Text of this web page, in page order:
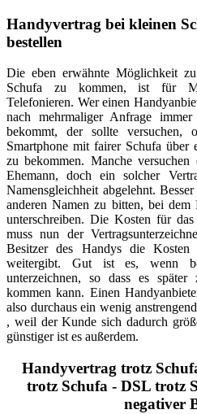
Handyvertrag bei kleinen
bestellen
Die eben erwähnte Möglichkeit
Schufa zu kommen, ist für
Telefonieren. Wer einen
nach mehrmaliger Anfrage
bekommt, der sollte
Smartphone mit fairer Schufa über
zu bekommen. Manche
Ehemann, doch ein solcher
Namensgleichheit abgelehnt.
anderen Namen zu bitten, bei
unterschreiben. Die Kosten für
muss nun der
Besitzer des Handys die Kosten
weitergibt. Gut ist es, wenn
unterzeichnen, so dass es später
kommen kann. Einen
also durchaus ein wenig
, weil der Kunde sich dadurch
günstiger ist es außerdem.
Handyvertrag trotz
trotz Schufa - DSL trotz
negativer